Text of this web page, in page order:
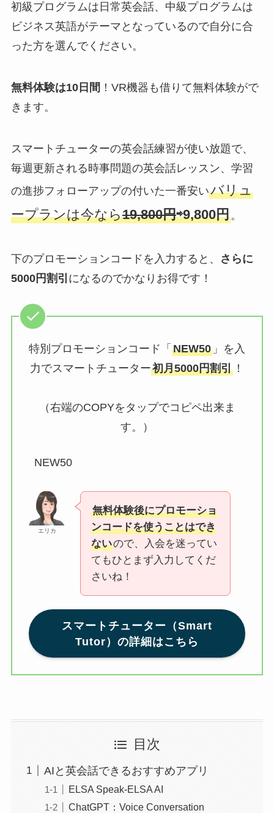
初級プログラムは日常英会話、中級プログラムは
ビジネス英語がテーマとなっているので自分に合
った方を選んでください。
無料体験は10日間 ！VR機器も借りて無料体験がで
きます。
スマートチューターの英会話練習が使い放題で、
毎週更新される時事問題の英会話レッスン、学習
の進捗フォローアップの付いた一番安いバリュ
ープランは今なら19,800円⇨9,800円。
下のプロモーションコードを入力すると、
さらに
5000円割引 になるのでかなりお得です！
特別プロモーションコード「 NEW50 」を入
力でスマートチューター初月5000円割引 ！
（右端のCOPYをタップでコピペ出来ま
す。）
NEW50
エリカ
無料体験後にプロモーショ
ンコードを使うことはでき
ないので、入会を迷ってい
てもひとまず入力してくだ
さいね！
スマートチューター（Smart
Tutor）の詳細はこちら
目次
AIと英会話できるおすすめアプリ
ELSA Speak-ELSA AI
ChatGPT：Voice Conversation